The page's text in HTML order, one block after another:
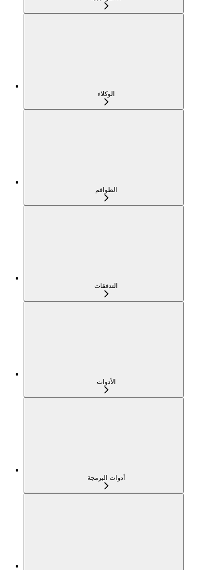
الوكلاء
الطواقم
التدفقات
الأدوات
أدوات البرمجة